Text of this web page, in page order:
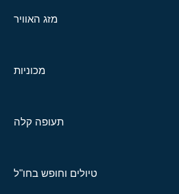
מזג האוויר
מכוניות
תעופה קלה
טיולים וחופש בחו"ל